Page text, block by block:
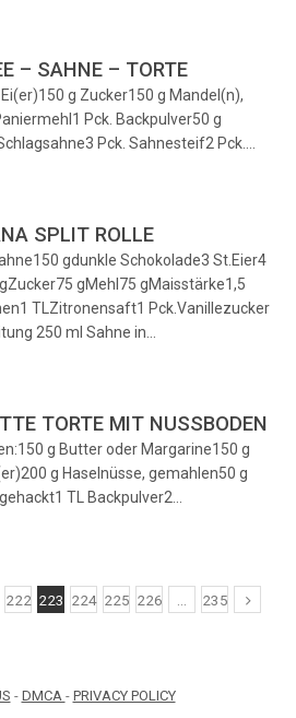
– SAHNE – TORTE
g Zucker150 g Mandel(n),
Pck. Backpulver50 g
Pck. Sahnesteif2 Pck.…
SPLIT ROLLE
gdunkle Schokolade3 St.Eier4
gMehl75 gMaisstärke1,5
TLZitronensaft1 Pck.Vanillezucker
250 ml Sahne in…
TORTE MIT NUSSBODEN
g Butter oder Margarine150 g
g Haselnüsse, gemahlen50 g
TL Backpulver2…
222 223 224 225 226 235
- DMCA - PRIVACY POLICY